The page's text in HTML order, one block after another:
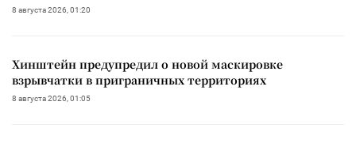
8 августа 2026, 01:20
Хинштейн предупредил о новой маскировке
взрывчатки в приграничных территориях
8 августа 2026, 01:05